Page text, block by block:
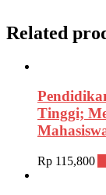
Related
Tinggi;
Rp 115,800